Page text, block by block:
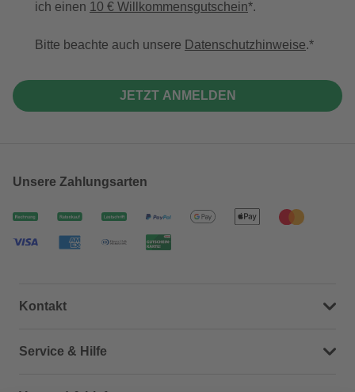
ich einen 10 € Willkommensgutschein*.
Bitte beachte auch unsere Datenschutzhinweise.
JETZT ANMELDEN
Unsere Zahlungsarten
Kontakt
Dein Kontakt zu uns
Service & Hilfe